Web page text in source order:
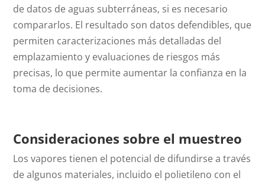
de datos de aguas subterráneas, si es necesario
compararlos. El resultado son datos defendibles, que
permiten caracterizaciones más detalladas del
emplazamiento y evaluaciones de riesgos más
precisas, lo que permite aumentar la confianza en la
toma de decisiones.
Consideraciones sobre el muestreo
Los vapores tienen el potencial de difundirse a través
de algunos materiales, incluido el polietileno con el